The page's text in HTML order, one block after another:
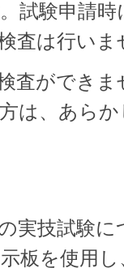
試験申請
査は行いま
査ができ
は、あら
実技試験
板を使用